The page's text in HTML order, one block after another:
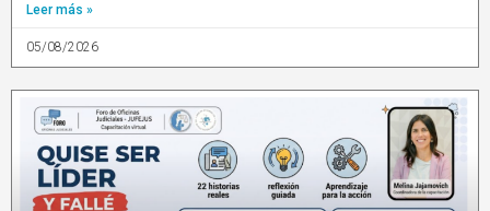
Leer más »
05/08/2026